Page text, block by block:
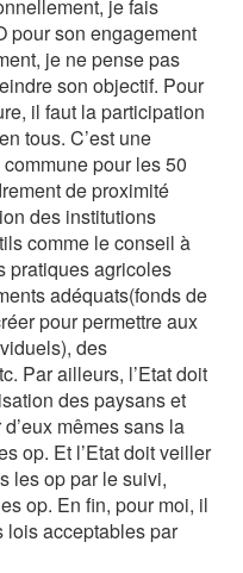
je fais
pour son engagement
je ne pense pas
son objectif. Pour
il faut la participation
tous. C’est une
pour les 50
de proximité
des institutions
comme le conseil à
pratiques agricoles
adéquats(fonds de
pour permettre aux
des
Par ailleurs, l’Etat doit
des paysans et
mêmes sans la
op. Et l’Etat doit veiller
les op par le suivi,
op. En fin, pour moi, il
lois acceptables par